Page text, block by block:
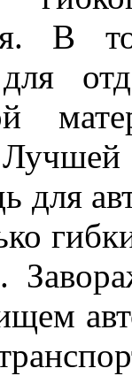
для
для